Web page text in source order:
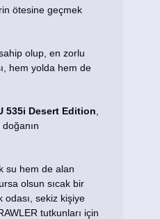
ötesine geçmek
olup, en zorlu
hem yolda hem de
535i Desert Edition
su hem de alan
olsun sıcak bir
sekiz kişiye
tutkunları için